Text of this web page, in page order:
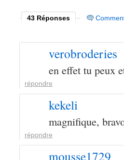
43 Réponses
verobroderies
en effet tu peux
répondre
kekeli
magnifique,
répondre
mousse1729